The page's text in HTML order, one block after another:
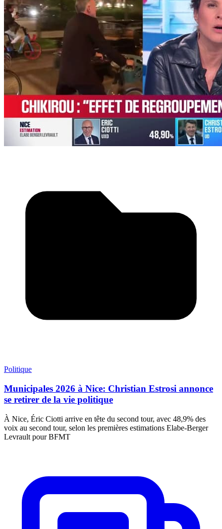
Politique
Municipales 2026 à Nice: Christian Estrosi annonce
se retirer de la vie politique
À Nice, Éric Ciotti arrive en tête du second tour, avec 48,9% des
voix au second tour, selon les premières estimations Elabe-Berger
Levrault pour BFMT